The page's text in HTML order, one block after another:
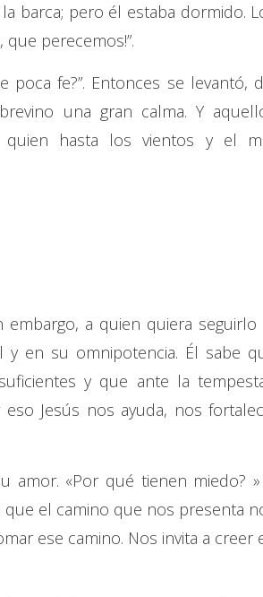
barca; pero él estaba dormido.
perecemos!”.
fe?”. Entonces se levantó,
una gran calma. Y
quien hasta los vientos y el
embargo, a quien quiera seguirlo
en su omnipotencia. Él sabe
y que ante la
Jesús nos ayuda, nos
amor. «Por qué tienen miedo?
que el camino que nos presenta
ese camino. Nos invita a creer